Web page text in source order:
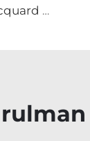
Premium Damasko Dokuma ve Jacquard Kaplama | Tanım ve Kullanımları